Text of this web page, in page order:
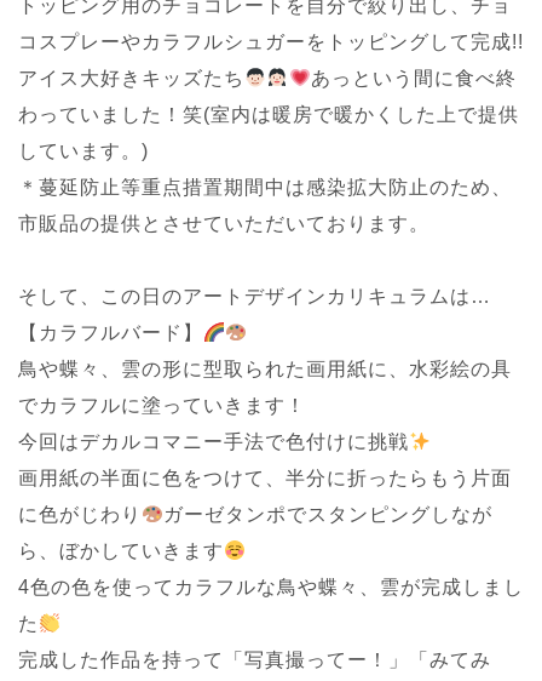
トッピング用のチョコレートを自分で絞り出し、チョ
コスプレーやカラフルシュガーをトッピングして完成!!
アイス大好きキッズたち
あっという間に食べ終
わっていました！笑(室内は暖房で暖かくした上で提供
しています。)
＊蔓延防止等重点措置期間中は感染拡大防止のため、
市販品の提供とさせていただいております。
そして、この日のアートデザインカリキュラムは…
【カラフルバード】
鳥や蝶々、雲の形に型取られた画用紙に、水彩絵の具
でカラフルに塗っていきます！
今回はデカルコマニー手法で色付けに挑戦
画用紙の半面に色をつけて、半分に折ったらもう片面
に色がじわり
ガーゼタンポでスタンピングしなが
ら、ぼかしていきます
4色の色を使ってカラフルな鳥や蝶々、雲が完成しまし
た
完成した作品を持って「写真撮ってー！」「みてみ